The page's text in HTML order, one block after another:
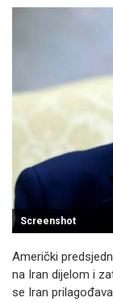
Screenshot
Američki
na Iran dijelom i
se Iran